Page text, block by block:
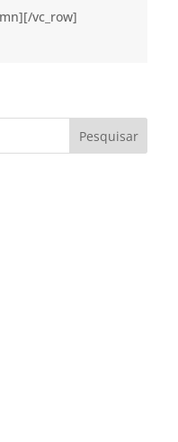
vc_row]